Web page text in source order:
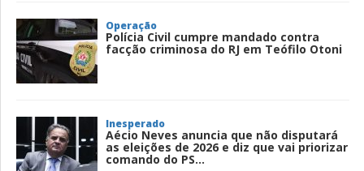
Operação
Polícia Civil cumpre mandado contra
facção criminosa do RJ em Teófilo Otoni
Inesperado
Aécio Neves anuncia que não disputará
as eleições de 2026 e diz que vai priorizar
comando do PS...